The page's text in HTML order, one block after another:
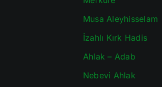
Musa Aleyhisselam
İzahlı Kırk Hadis
Ahlak – Adab
Nebevi Ahlak